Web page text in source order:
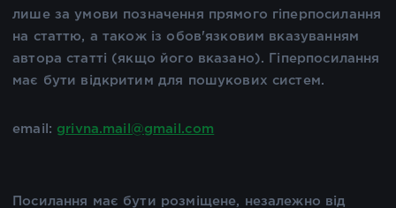
лише за умови позначення прямого гіперпосилання
на статтю, а також із обов'язковим вказуванням
автора статті (якщо його вказано). Гіперпосилання
має бути відкритим для пошукових систем.
email: grivna.mail@gmail.com
Посилання має бути розміщене, незалежно від